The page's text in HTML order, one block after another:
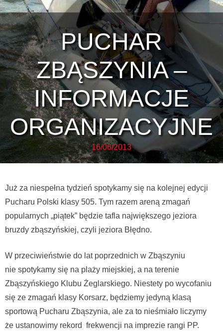
PUCHAR
ZBĄSZYNIA –
INFORMACJE
ORGANIZACYJNE
16/06/2013
Już za niespełna tydzień spotykamy się na kolejnej edycji
Pucharu Polski klasy 505. Tym razem areną zmagań
popularnych „piątek” będzie tafla największego jeziora
bruzdy zbąszyńskiej, czyli jeziora Błędno.
W przeciwieństwie do lat poprzednich w Zbąszyniu
nie spotykamy się na plaży miejskiej, a na terenie
Zbąszyńskiego Klubu Żeglarskiego. Niestety po wycofaniu
się ze zmagań klasy Korsarz, będziemy jedyną klasą
sportową Pucharu Zbąszynia, ale za to nieśmiało liczymy
że ustanowimy rekord frekwencji na imprezie rangi PP.